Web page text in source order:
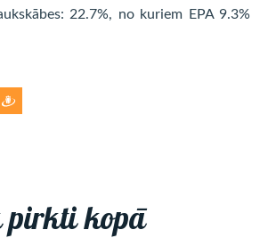
22.7%, no kuriem EPA 9.3%
pirkti kopā